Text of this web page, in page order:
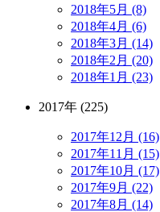
2018年5月 (8)
2018年4月 (6)
2018年3月 (14)
2018年2月 (20)
2018年1月 (23)
2017年 (225)
2017年12月 (16)
2017年11月 (15)
2017年10月 (17)
2017年9月 (22)
2017年8月 (14)